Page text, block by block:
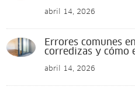
abril 14, 2026
Errores comunes
corredizas y cómo
abril 14, 2026